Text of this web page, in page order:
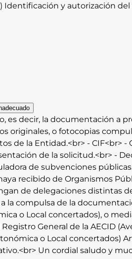
y autorización
es decir, la documentación a
originales, o fotocopias
de la Entidad.<br> - CIF<br>
de la solicitud.<br> -
de subvenciones
recibido de Organismos
de delegaciones distintas
la compulsa de la
o Local concertados), o
General de la AECID
o Local concertados)
Un cordial saludo y